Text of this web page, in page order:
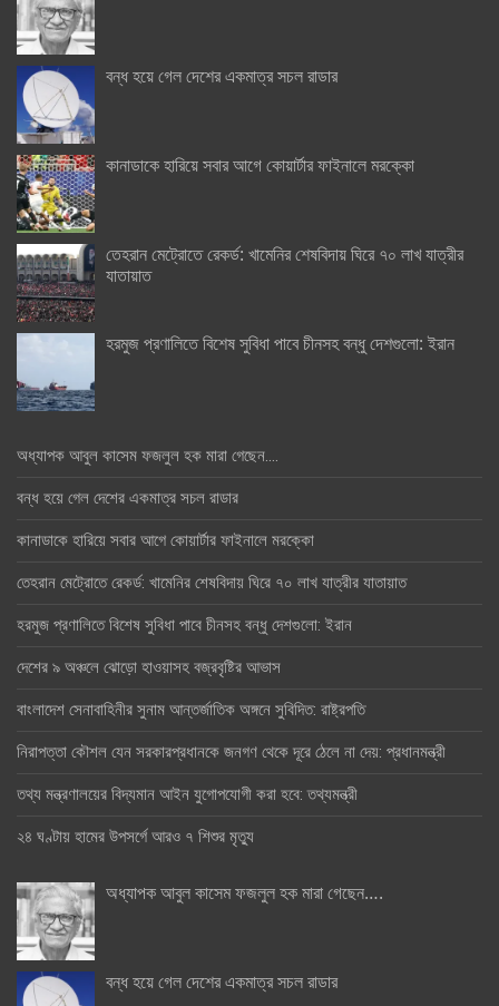
বন্ধ হয়ে গেল দেশের একমাত্র সচল রাডার
কানাডাকে হারিয়ে সবার আগে কোয়ার্টার ফাইনালে মরক্কো
তেহরান মেট্রোতে রেকর্ড: খামেনির শেষবিদায় ঘিরে ৭০ লাখ যাত্রীর
যাতায়াত
হরমুজ প্রণালিতে বিশেষ সুবিধা পাবে চীনসহ বন্ধু দেশগুলো: ইরান
অধ্যাপক আবুল কাসেম ফজলুল হক মারা গেছেন….
বন্ধ হয়ে গেল দেশের একমাত্র সচল রাডার
কানাডাকে হারিয়ে সবার আগে কোয়ার্টার ফাইনালে মরক্কো
তেহরান মেট্রোতে রেকর্ড: খামেনির শেষবিদায় ঘিরে ৭০ লাখ যাত্রীর যাতায়াত
হরমুজ প্রণালিতে বিশেষ সুবিধা পাবে চীনসহ বন্ধু দেশগুলো: ইরান
দেশের ৯ অঞ্চলে ঝোড়ো হাওয়াসহ বজ্রবৃষ্টির আভাস
বাংলাদেশ সেনাবাহিনীর সুনাম আন্তর্জাতিক অঙ্গনে সুবিদিত: রাষ্ট্রপতি
নিরাপত্তা কৌশল যেন সরকারপ্রধানকে জনগণ থেকে দূরে ঠেলে না দেয়: প্রধানমন্ত্রী
তথ্য মন্ত্রণালয়ের বিদ্যমান আইন যুগোপযোগী করা হবে: তথ্যমন্ত্রী
২৪ ঘণ্টায় হামের উপসর্গে আরও ৭ শিশুর মৃত্যু
অধ্যাপক আবুল কাসেম ফজলুল হক মারা গেছেন….
বন্ধ হয়ে গেল দেশের একমাত্র সচল রাডার